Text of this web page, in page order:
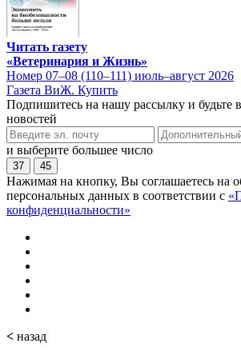
Читать газету
«Ветеринария и Жизнь»
Номер 07–08 (110–111) июль–август 2026
Газета ВиЖ. Купить
Подпишитесь на нашу рассылку и будьте
новостей
и выберите большее число
37 45
Нажимая на кнопку, Вы соглашаетесь на
персональных данных в соответствии с
конфиденциальности»
< назад